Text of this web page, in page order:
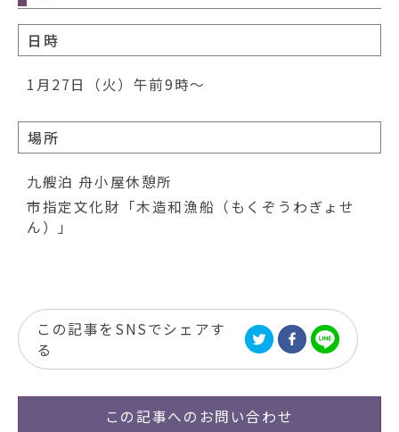
日時
1月27日（火）午前9時～
場所
九艘泊 舟小屋休憩所
市指定文化財「木造和漁船（もくぞうわぎょせ
ん）」
この記事をSNSでシェアす
る
この記事への お問い合わせ